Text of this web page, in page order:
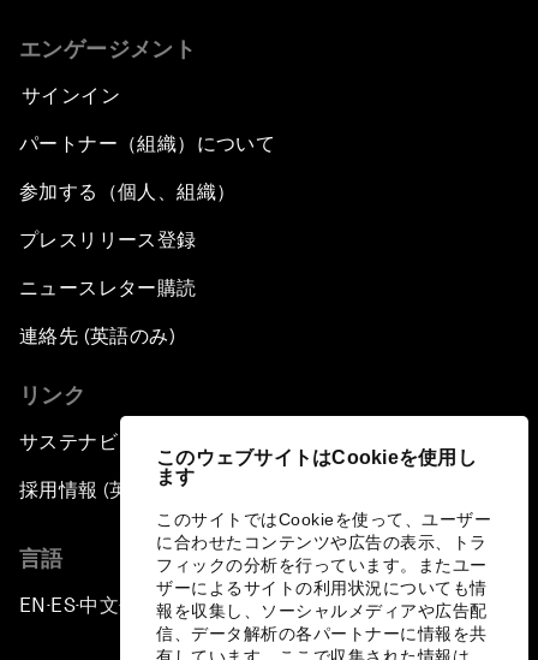
このウェブサイトはCookieを使用し
ます
このサイトではCookieを使って、ユーザー
に合わせたコンテンツや広告の表示、トラ
フィックの分析を行っています。またユー
ザーによるサイトの利用状況についても情
報を収集し、ソーシャルメディアや広告配
信、データ解析の各パートナーに情報を共
エンゲージメント
サインイン
パートナー（組織）について
参加する（個人、組織）
プレスリリース登録
ニュースレター購読
連絡先 (英語のみ)
リンク
サステナビリティへの取り組み
採用情報 (英語のみ)
言語
EN ▪ES▪中文▪ 日本語